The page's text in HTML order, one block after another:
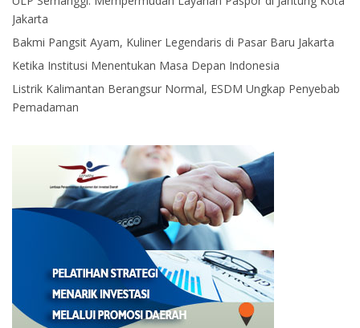
Jakarta
Bakmi Pangsit Ayam, Kuliner Legendaris di Pasar Baru Jakarta
Ketika Institusi Menentukan Masa Depan Indonesia
Listrik Kalimantan Berangsur Normal, ESDM Ungkap Penyebab
Pemadaman